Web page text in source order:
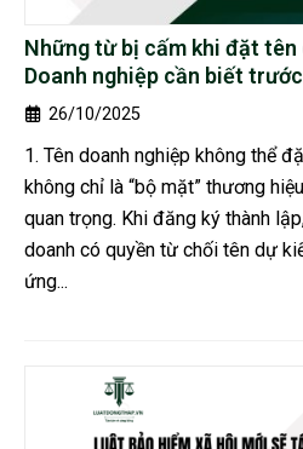
Những từ bị cấm khi đặt tên
Doanh nghiệp cần biết
26/10/2025
1. Tên doanh nghiệp không thể
không chỉ là “bộ mặt” thương
quan trọng. Khi đăng ký thành
doanh có quyền từ chối tên dự
ứng...